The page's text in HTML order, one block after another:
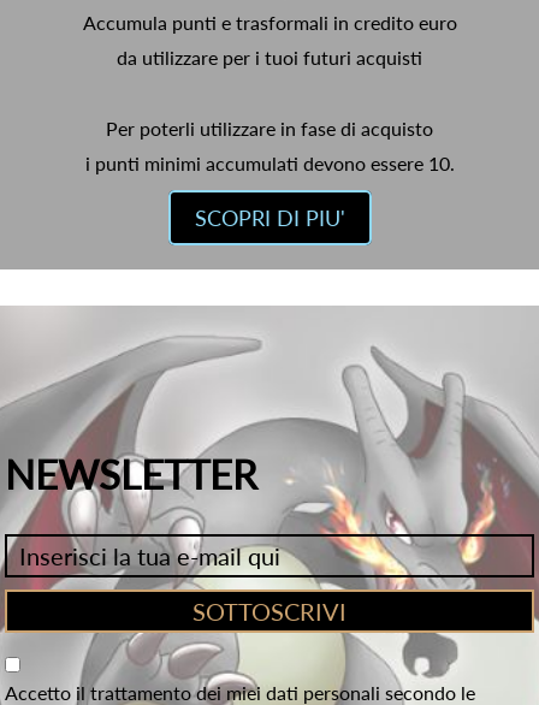
Accumula punti e trasformali in credito euro
da utilizzare per i tuoi futuri acquisti
Per poterli utilizzare in fase di acquisto
i punti minimi accumulati devono essere 10.
SCOPRI DI PIU'
NEWSLETTER
Accetto il trattamento dei miei dati personali secondo le